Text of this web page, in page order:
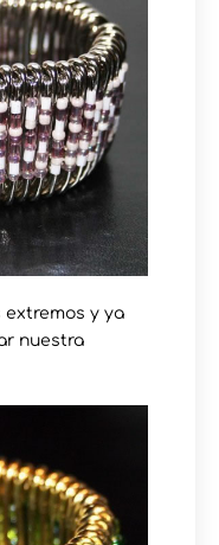
extremos y ya
nuestra